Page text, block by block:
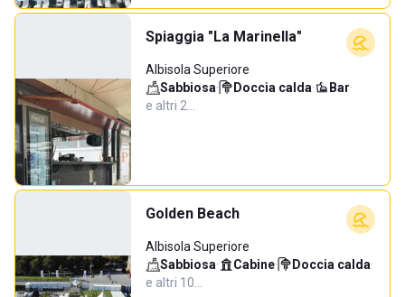
Spiaggia "La Marinella"
Albisola Superiore
Sabbiosa· Doccia calda· Bar·
e altri 2…
Golden Beach
Albisola Superiore
Sabbiosa· Cabine· Doccia calda·
e altri 10…